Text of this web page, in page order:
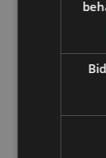
aretora
ditu
bitartez